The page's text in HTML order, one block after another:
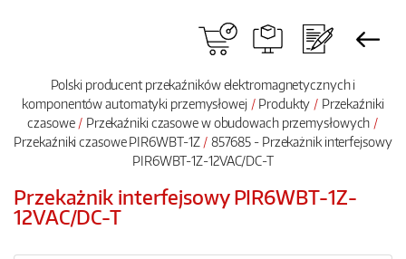
Polski producent przekaźników elektromagnetycznych i
komponentów automatyki przemysłowej
Produkty
Przekaźniki
czasowe
Przekaźniki czasowe w obudowach przemysłowych
Przekaźniki czasowe PIR6WBT-1Z
857685 - Przekażnik interfejsowy
PIR6WBT-1Z-12VAC/DC-T
Przekażnik interfejsowy PIR6WBT-1Z-
12VAC/DC-T